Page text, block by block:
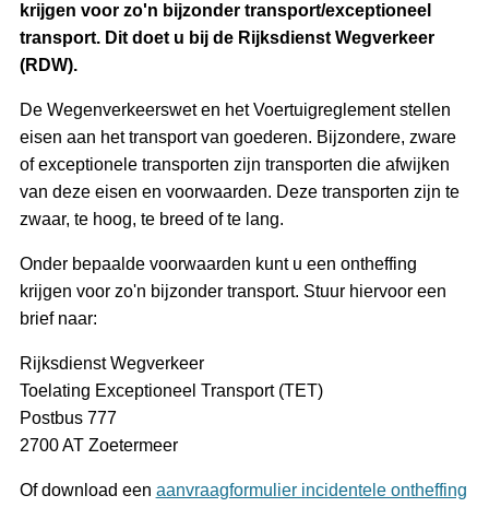
krijgen voor zo'n bijzonder transport/exceptioneel
transport. Dit doet u bij de Rijksdienst Wegverkeer
(RDW).
De Wegenverkeerswet en het Voertuigreglement stellen
eisen aan het transport van goederen. Bijzondere, zware
of exceptionele transporten zijn transporten die afwijken
van deze eisen en voorwaarden. Deze transporten zijn te
zwaar, te hoog, te breed of te lang.
Onder bepaalde voorwaarden kunt u een ontheffing
krijgen voor zo'n bijzonder transport. Stuur hiervoor een
brief naar:
Rijksdienst Wegverkeer
Toelating Exceptioneel Transport (TET)
Postbus 777
2700 AT Zoetermeer
Of download een aanvraagformulier incidentele ontheffing